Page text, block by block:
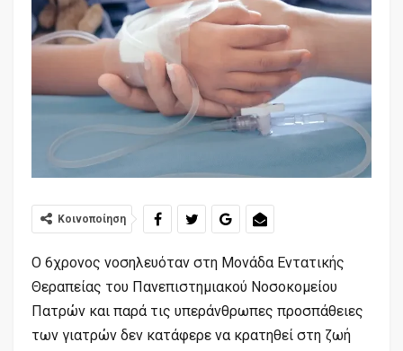
Κοινοποίηση
Ο 6χρονος νοσηλευόταν στη Μονάδα Εντατικής
Θεραπείας του Πανεπιστημιακού Νοσοκομείου
Πατρών και παρά τις υπεράνθρωπες προσπάθειες
των γιατρών δεν κατάφερε να κρατηθεί στη ζωή